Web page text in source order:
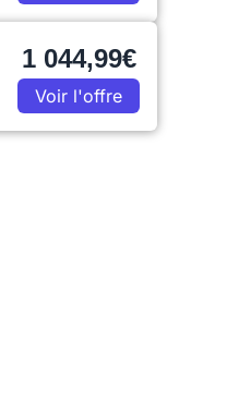
1 044,99€
Voir l'offre